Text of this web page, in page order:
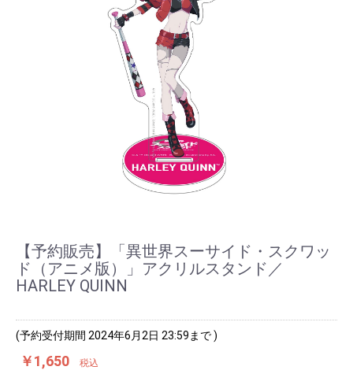
【予約販売】「異世界スーサイド・スクワッ
ド（アニメ版）」アクリルスタンド／
HARLEY QUINN
(予約受付期間 2024年6月2日 23:59まで )
￥1,650 税込